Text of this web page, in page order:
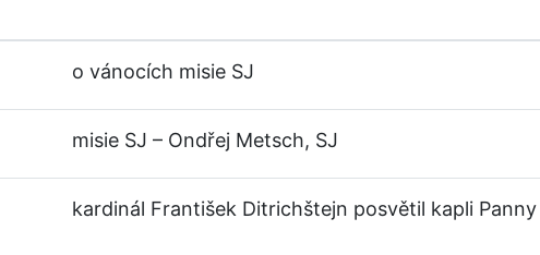
o vánocích misie SJ
misie SJ – Ondřej Metsch, SJ
kardinál František Ditrichštejn posvětil kapli